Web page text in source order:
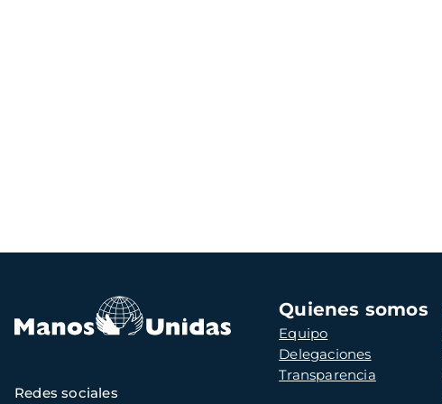
Navegación
principal
Quienes somos
Equipo
Delegaciones
Transparencia
Redes sociales